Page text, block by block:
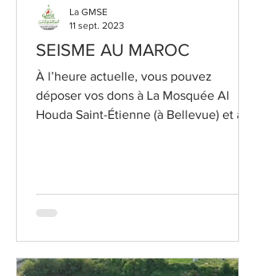
SEISME AU MAROC
À l’heure actuelle, vous pouvez
déposer vos dons à La Mosquée Al
Houda Saint-Étienne (à Bellevue) et à
La GMSE
11 sept. 2023